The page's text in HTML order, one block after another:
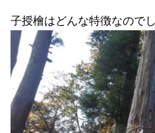
子授檜はどんな特徴なのでし